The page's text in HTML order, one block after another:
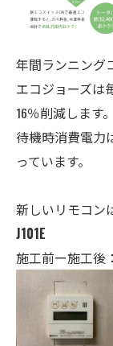
年間ランニング
エコジョーズは
16％削減します。
待機時消費電力
っています。
新しいリモコン
J101E
施工前ー施工後